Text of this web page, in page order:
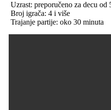
Uzrast: preporučeno za decu od
Broj igrača: 4 i više
Trajanje partije: oko 30 minuta